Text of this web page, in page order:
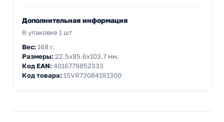
Дополнительная информация
В упаковке 1 шт
Вес:168 г.
Размеры:22.5x85.6x103.7 мм.
Код EAN:4016779852333
Код товара:1SVR730841R1300